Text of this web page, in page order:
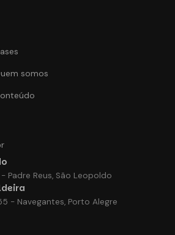
somos
Padre Reus, São Leopoldo
- Navegantes, Porto Alegre